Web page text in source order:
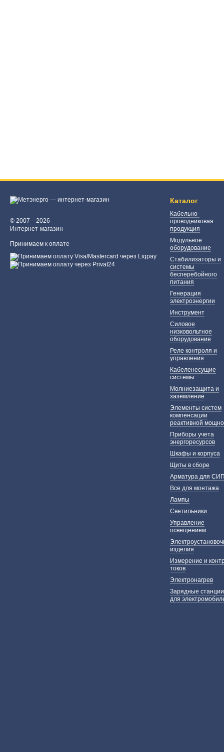
© 2007—2026
Интернет-магазин
Принимаем к оплате
Каталог
Кабельно-
проводниковая
продукция
Модульное
оборудование
Стабилизаторы и
системы
бесперебойного
питания
Генерация
электроэнергии
Инструмент
Силовое
низковольтное
оборудование
Реле контроля и
управления
Кабеленесущие
системы
Молниезащита и
заземление
Элементы систем
компенсации
реактивной
Приборы учета
энергоресурсов
Шкафы и корпуса
Щиты в сборе
Арматура для
Все для монтажа
Лампы
Светильники
Управление
освещением
изделия
Измерение и
токов
Электронагрев
Зарядные станции
для